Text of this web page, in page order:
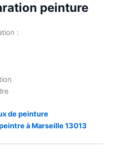
peinture
:
de peinture
à Marseille 13013